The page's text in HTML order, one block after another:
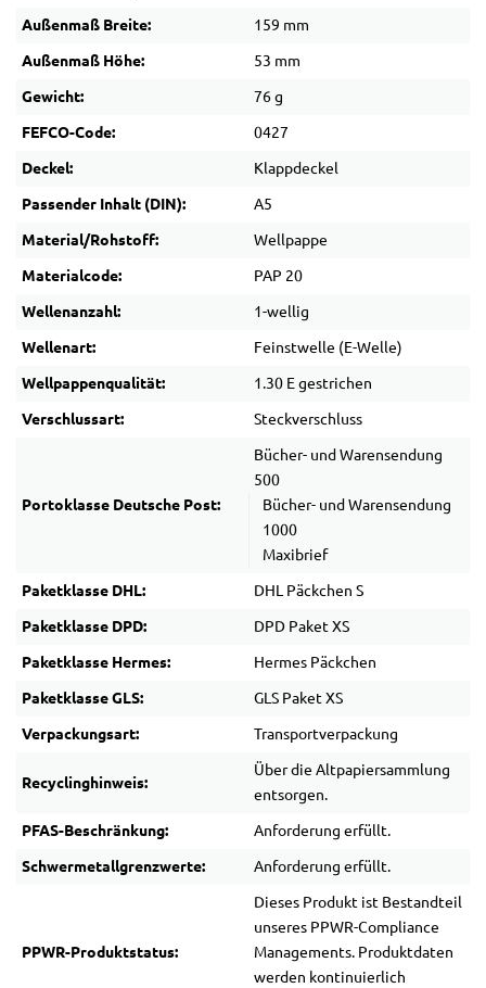
Außenmaß Breite: 159 mm
Außenmaß Höhe: 53 mm
Gewicht: 76 g
FEFCO-Code: 0427
Deckel: Klappdeckel
Passender Inhalt (DIN): A5
Material/Rohstoff: Wellpappe
Materialcode: PAP 20
Wellenanzahl: 1-wellig
Wellenart: Feinstwelle (E-Welle)
Wellpappenqualität: 1.30 E gestrichen
Verschlussart: Steckverschluss
Portoklasse Deutsche Post:
Bücher- und Warensendung
500
Bücher- und Warensendung
1000
Maxibrief
Paketklasse DHL: DHL Päckchen S
Paketklasse DPD: DPD Paket XS
Paketklasse Hermes: Hermes Päckchen
Paketklasse GLS: GLS Paket XS
Verpackungsart: Transportverpackung
Recyclinghinweis:
Über die Altpapiersammlung
entsorgen.
PFAS-Beschränkung: Anforderung erfüllt.
Schwermetallgrenzwerte: Anforderung erfüllt.
PPWR-Produktstatus:
Dieses Produkt ist Bestandteil
unseres PPWR-Compliance
Managements. Produktdaten
werden kontinuierlich